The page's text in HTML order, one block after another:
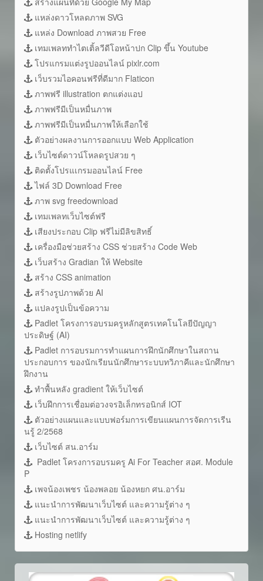
แหล่งดาวโหลดภาพ SVG
แหล่ง Download ภาพสวย Free
เทมเพลททำไตเติ้ลวีดีโอหน้าปก Clip ขึ้น Youtube
โปรแกรมแต่งรูปออนไลน์ pixlr.com
เว็บรวมไอคอนฟรีที่ดีมาก Flaticon
ภาพฟรี illustration ตกแต่งแอป
ภาพฟรีมีเป็นหมื่นภาพ
ภาพฟรีมีเป็นหมื่นภาพให้เลือกใช้
ตัวอย่างผลงานการออกแบบ Web Application
เว็บไซต์ดาวน์โหลดรูปสวย ๆ
ติดตั้งโปรแเกรมออนไลน์ Free
ไฟล์ 3D Download Free
ภาพ svg freedownload
เทมเพลทเว็บไซต์ฟรี
เสียงประกอบ Clip ฟรีไม่มีลิขสิทธิ์
เครื่องมือช่วยสร้าง CSS ช่วยสร้าง Code Web
เว็บสร้าง Gradian ให้ Website
สร้าง CSS animation
สร้างรูปภาพด้วย AI
แปลงรูปเป็นข้อความ
Padlet โครงการอบรมครูหลักสูตรเทคโนโลยีปัญญา
ประดิษฐ์ (AI)
Padlet การอบรมการทำแผนการฝึกนักศึกษาในสถาน
ประกอบการ ของนักเรียนนักศึกษาระบบทวิภาคีและนักศึกษา
ฝึกงาน
ทำพื้นหลัง gradient ให้เว็บไซต์
เว็บฝึกการเชื่อมต่อวงจรอิเล็กทรอนิกส์ IOT
ตัวอย่างแผนและแบบฟอร์มการเขียนแผนการจัดการเรีน
นรู้ 2/2568
เว็บไซต์ สน.อาร์ม
Padlet โครงการอบรมครู Ai For Teacher สอศ. Module
P
เพจน้องเพชร น้องพลอย น้องหยก ศน.อาร์ม
แนะนำการพัฒนาเว็บไซต์ และความรู้ต่าง ๆ
แนะนำการพัฒนาเว็บไซต์ และความรู้ต่าง ๆ
Hosting netlify